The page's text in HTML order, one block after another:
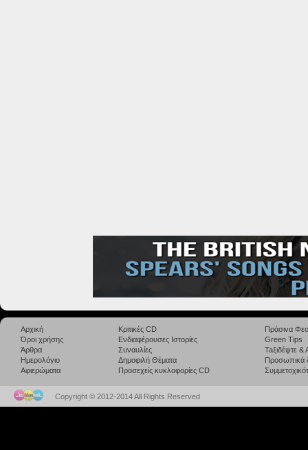
Αρχική
Όροι χρήσης
Άρθρα
Ημερολόγιο
Αφιερώματα
Κριτικές CD
Ενδιαφέρουσες Ιστορίες
Συναυλίες
Δημοφιλή Θέματα
Προσεχείς κυκλοφορίες CD
Πράσινα
Green Tips
Taξιδέψτε
Προσωπικά
Copyright © 2012-2014 All Rights Reserved